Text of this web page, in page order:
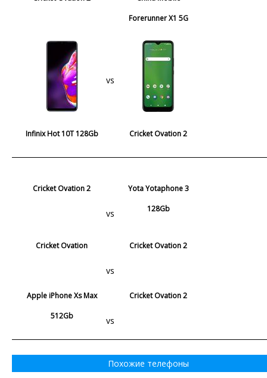
Forerunner X1 5G
Infinix Hot 10T 128Gb
vs
Cricket Ovation 2
Cricket Ovation 2
vs
Yota Yotaphone 3
128Gb
Cricket Ovation
vs
Cricket Ovation 2
Apple iPhone Xs Max
512Gb
vs
Cricket Ovation 2
Похожие телефоны